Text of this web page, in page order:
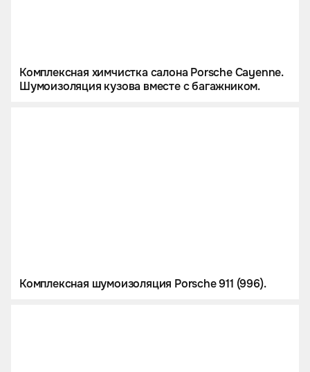
Комплексная химчистка салона Porsche Cayenne.
Шумоизоляция кузова вместе с багажником.
Комплексная шумоизоляция Porsche 911 (996).